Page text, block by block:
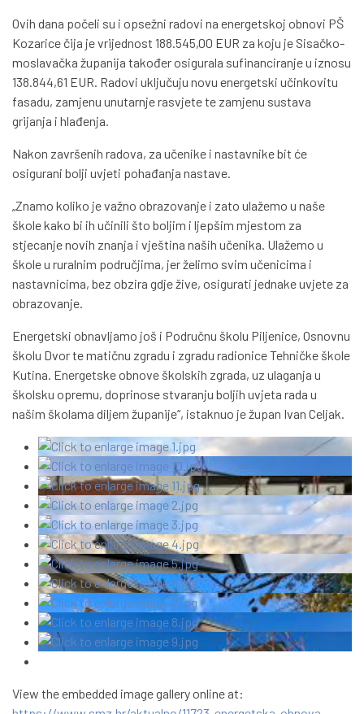
Ovih dana počeli su i opsežni radovi na energetskoj obnovi PŠ
Kozarice čija je vrijednost 188.545,00 EUR za koju je Sisačko-
moslavačka županija također osigurala sufinanciranje u iznosu
138.844,61 EUR. Radovi uključuju novu energetski učinkovitu
fasadu, zamjenu unutarnje rasvjete te zamjenu sustava
grijanja i hlađenja.
Nakon završenih radova, za učenike i nastavnike bit će
osigurani bolji uvjeti pohađanja nastave.
„Znamo koliko je važno obrazovanje i zato ulažemo u naše
škole kako bi ih učinili što boljim i ljepšim mjestom za
stjecanje novih znanja i vještina naših učenika. Ulažemo u
škole u ruralnim područjima, jer želimo svim učenicima i
nastavnicima, bez obzira gdje žive, osigurati jednake uvjete za
obrazovanje.
Energetski obnavljamo još i Područnu školu Piljenice, Osnovnu
školu Dvor te matičnu zgradu i zgradu radionice Tehničke škole
Kutina. Energetske obnove školskih zgrada, uz ulaganja u
školsku opremu, doprinose stvaranju boljih uvjeta rada u
našim školama diljem županije“, istaknuo je župan Ivan Celjak.
View the embedded image gallery online at: